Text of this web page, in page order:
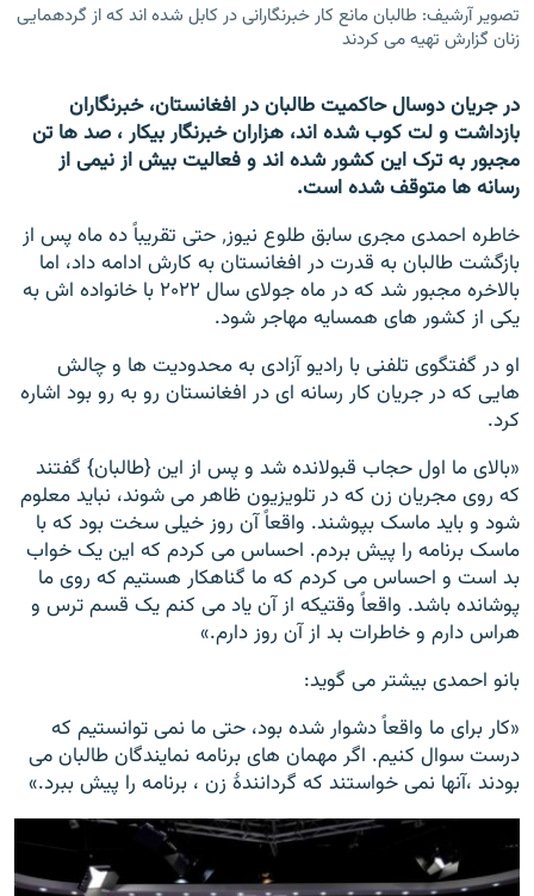
به ما بپیوندید
همۀ سایت‌های رادیو آزادی/ رادیو اروپای آزاد
تصویر آرشیف: طالبان مانع کار خبرنگارانی در کابل شده اند که از گردهمایی
زنان گزارش تهیه می کردند
در جریان دوسال حاکمیت طالبان در افغانستان، خبرنگاران
بازداشت و لت کوب شده اند، هزاران خبرنگار بیکار ، صد ها تن
مجبور به ترک این کشور شده اند و فعالیت بیش از نیمی از
رسانه ها متوقف شده است.
خاطره احمدی مجری سابق طلوع نیوز٬ حتی تقریباً ده ماه پس از
بازگشت طالبان به قدرت در افغانستان به کارش ادامه داد، اما
بالاخره مجبور شد که در ماه جولای سال ۲۰۲۲ با خانواده اش به
یکی از کشور های همسایه مهاجر شود.
او در گفتگوی تلفنی با رادیو آزادی به محدودیت ها و چالش
هایی که در جریان کار رسانه ای در افغانستان رو به رو بود اشاره
کرد.
«بالای ما اول حجاب قبولانده شد و پس از این {طالبان} گفتند
که روی مجریان زن که در تلویزیون ظاهر می شوند، نباید معلوم
شود و باید ماسک بپوشند. واقعاً آن روز خیلی سخت بود که با
ماسک برنامه را پیش بردم. احساس می کردم که این یک خواب
بد است و احساس می کردم که ما گناهکار هستیم که روی ما
پوشانده باشد. واقعاً وقتیکه از آن یاد می کنم یک قسم ترس و
هراس دارم و خاطرات بد از آن روز دارم.»
بانو احمدی بیشتر می گوید:
«کار برای ما واقعاً دشوار شده بود، حتی ما نمی توانستیم که
درست سوال کنیم. اگر مهمان های برنامه نمایندگان طالبان می
بودند ،آنها نمی خواستند که گردانندۀ زن ، برنامه را پیش ببرد.»